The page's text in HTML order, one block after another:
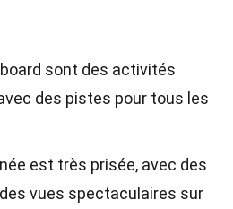
sont des activités
des pistes pour tous les
est très prisée, avec des
vues spectaculaires sur